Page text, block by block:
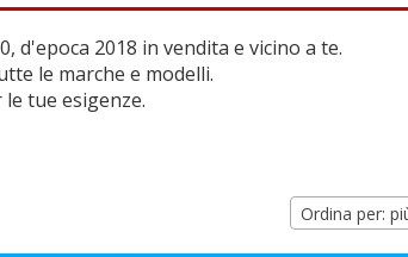
d'epoca 2018 in vendita e vicino a te.
le marche e modelli.
tue esigenze.
Ordina per: